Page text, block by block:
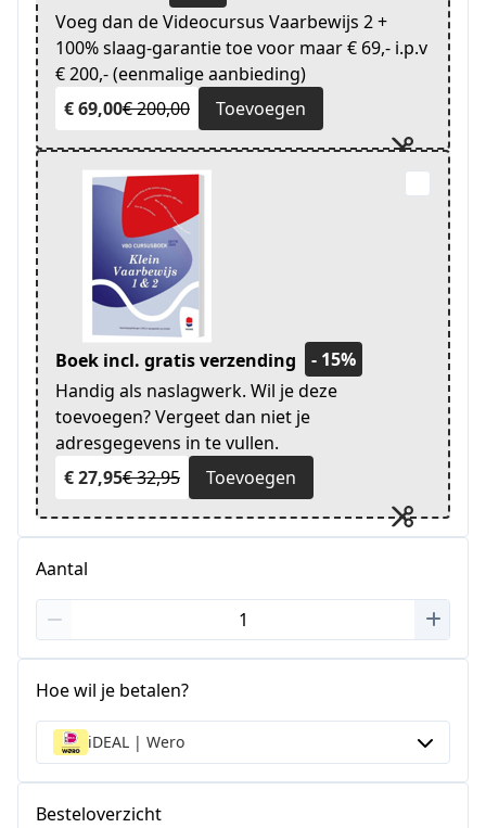
Voeg dan de Videocursus Vaarbewijs 2 +
100% slaag-garantie toe voor maar € 69,- i.p.v
€ 200,- (eenmalige aanbieding)
€ 69,00€ 200,00 Toevoegen
Boek incl. gratis verzending
- 15%
Handig als naslagwerk. Wil je deze
toevoegen? Vergeet dan niet je
adresgegevens in te vullen.
€ 27,95€ 32,95 Toevoegen
Aantal
Hoe wil je betalen?
iDEAL | Wero
Besteloverzicht